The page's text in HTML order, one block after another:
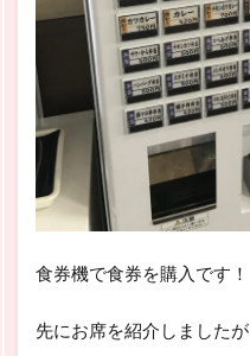
食券機で食券を購入です！
先にお席を紹介しましたが